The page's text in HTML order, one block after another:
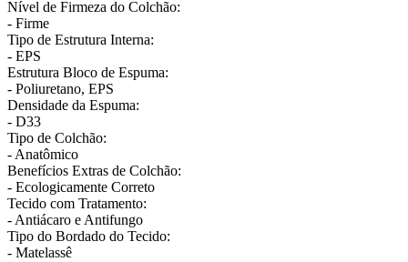
Nível de Firmeza do Colchão:
- Firme
Tipo de Estrutura Interna:
- EPS
Estrutura Bloco de Espuma:
- Poliuretano, EPS
Densidade da Espuma:
- D33
Tipo de Colchão:
- Anatômico
Benefícios Extras de Colchão:
- Ecologicamente Correto
Tecido com Tratamento:
- Antiácaro e Antifungo
Tipo do Bordado do Tecido:
- Matelassê